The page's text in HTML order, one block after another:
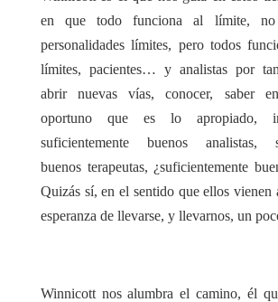
en que todo funciona al límite, no
personalidades límites, pero todos
límites, pacientes… y analistas por
abrir nuevas vías, conocer, saber
oportuno que es lo apropiado,
suficientemente buenos analistas,
buenos terapeutas, ¿suficientemente
Quizás sí, en el sentido que ellos vienen
esperanza de llevarse, y llevarnos, un
Winnicott nos alumbra el camino, él